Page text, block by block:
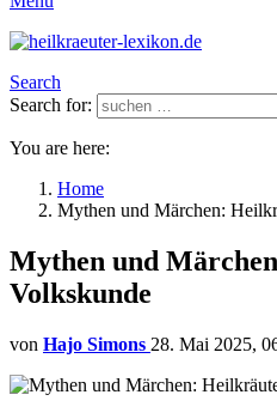
Search
Search for:
You are here:
Home
Mythen und Märchen:
Mythen und
Volkskunde
von Hajo Simons 28. Mai 2025,